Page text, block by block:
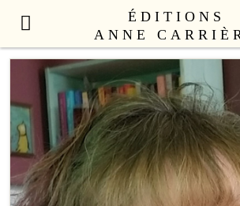
ÉDITIONS
ANNE
NOUVEAUTÉS
LITTÉRATURE FRANÇAISE
LITTÉRATURE ÉTRANGÈRE
NON FICTION
ANNE CARRIÈRE UNIVERS
SEX APPEAL